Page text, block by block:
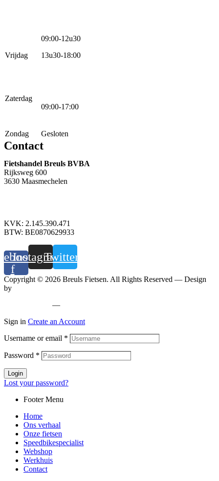
Vrijdag
09:00-12u30
13u30-18:00
Zaterdag
09:00-17:00
Zondag Gesloten
Contact
Fietshandel Breuls BVBA
Rijksweg 600
3630 Maasmechelen
KVK: 2.145.390.471
BTW: BE0870629933
f
InstagramTwitter
Copyright © 2026 Breuls Fietsen. All Rights Reserved — Design
by
—
Sign in Create an Account
Username or email *
Password *
Login
Lost your password?
Footer Menu
Home
Ons verhaal
Onze fietsen
Speedbikespecialist
Webshop
Werkhuis
Contact